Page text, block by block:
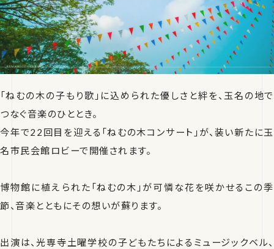
「ねむの木の子もり歌」に込められた優しさと絆を、玉名の地で
つなぐ音楽のひととき。
今年で22回目を迎える「ねむの木コンサート」が、装い新たに玉
名市民会館ロビーで開催されます。
博物館に植えられた「ねむの木」が可憐な花を咲かせるこの季
節、音楽とともにその想いが蘇ります。
出演は、光専寺土曜学校の子どもたちによるミュージックベル、